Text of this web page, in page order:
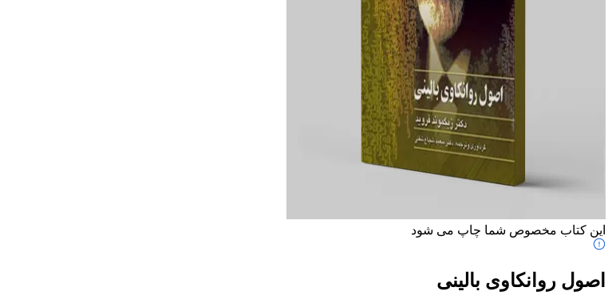
این کتاب مخصوص شما چاپ می شود
اصول روانکاوی بالینی